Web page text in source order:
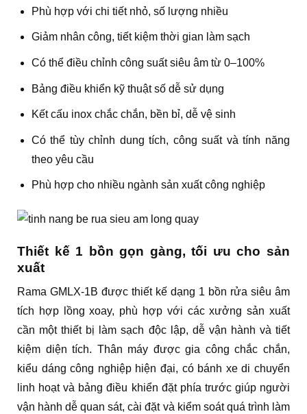
Phù hợp với chi tiết nhỏ, số lượng nhiều
Giảm nhân công, tiết kiệm thời gian làm sạch
Có thể điều chỉnh công suất siêu âm từ 0–100%
Bảng điều khiển kỹ thuật số dễ sử dụng
Kết cấu inox chắc chắn, bền bỉ, dễ vệ sinh
Có thể tùy chỉnh dung tích, công suất và tính năng
theo yêu cầu
Phù hợp cho nhiều ngành sản xuất công nghiệp
Thiết kế 1 bồn gọn gàng, tối ưu cho sản
xuất
Rama GMLX-1B được thiết kế dạng 1 bồn rửa siêu âm
tích hợp lồng xoay, phù hợp với các xưởng sản xuất
cần một thiết bị làm sạch độc lập, dễ vận hành và tiết
kiệm diện tích. Thân máy được gia công chắc chắn,
kiểu dáng công nghiệp hiện đại, có bánh xe di chuyển
linh hoạt và bảng điều khiển đặt phía trước giúp người
vận hành dễ quan sát, cài đặt và kiểm soát quá trình làm